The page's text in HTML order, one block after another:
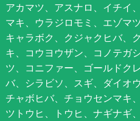
アカマツ、アスナロ、イチイ
マキ、ウラジロモミ、エゾマ
キャラボク、クジャクヒバ、
キ、コウヨウザン、コノテガ
ツ、コニファー、ゴールドク
バ、シラビソ、スギ、ダイオ
チャボヒバ、チョウセンマキ
ツトウヒ、トウヒ、ナギナギ